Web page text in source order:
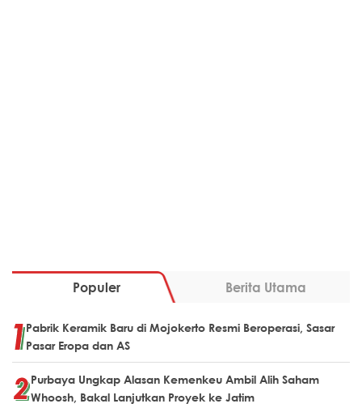
Populer Berita Utama
Pabrik Keramik Baru di Mojokerto Resmi Beroperasi, Sasar
Pasar Eropa dan AS
Purbaya Ungkap Alasan Kemenkeu Ambil Alih Saham
Whoosh, Bakal Lanjutkan Proyek ke Jatim